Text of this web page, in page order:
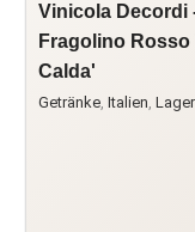
Vinicola Decordi
Fragolino Rosso
Calda'
Getränke, Italien,